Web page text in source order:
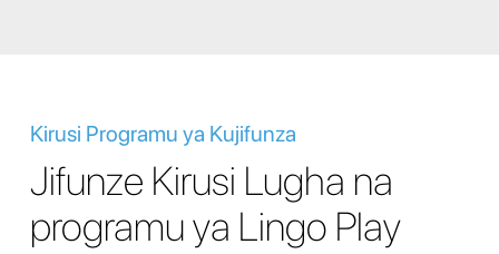
Kirusi Programu ya Kujifunza
Jifunze Kirusi Lugha na
programu ya Lingo Play